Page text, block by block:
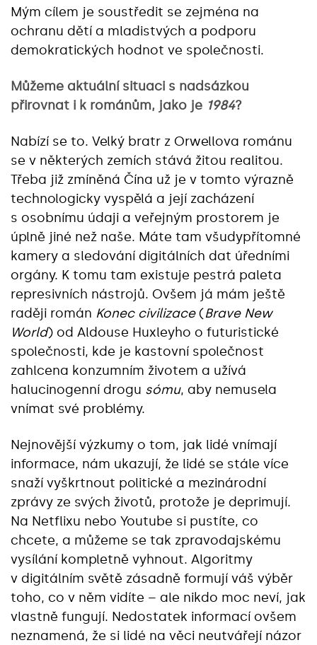
Mým cílem je soustředit se zejména na
ochranu dětí a mladistvých a podporu
demokratických hodnot ve společnosti.
Můžeme aktuální situaci s nadsázkou
přirovnat i k románům, jako je 1984?
Nabízí se to. Velký bratr z Orwellova románu
se v některých zemích stává žitou realitou.
Třeba již zmíněná Čína už je v tomto výrazně
technologicky vyspělá a její zacházení
s osobnímu údaji a veřejným prostorem je
úplně jiné než naše. Máte tam všudypřítomné
kamery a sledování digitálních dat úředními
orgány. K tomu tam existuje pestrá paleta
represivních nástrojů. Ovšem já mám ještě
raději román Konec civilizace(Brave New
World) od Aldouse Huxleyho o futuristické
společnosti, kde je kastovní společnost
zahlcena konzumním životem a užívá
halucinogenní drogu sómu, aby nemusela
vnímat své problémy.
Nejnovější výzkumy o tom, jak lidé vnímají
informace, nám ukazují, že lidé se stále více
snaží vyškrtnout politické a mezinárodní
zprávy ze svých životů, protože je deprimují.
Na Netflixu nebo Youtube si pustíte, co
chcete, a můžeme se tak zpravodajskému
vysílání kompletně vyhnout. Algoritmy
v digitálním světě zásadně formují váš výběr
toho, co v něm vidíte – ale nikdo moc neví, jak
vlastně fungují. Nedostatek informací ovšem
neznamená, že si lidé na věci neutvářejí názor